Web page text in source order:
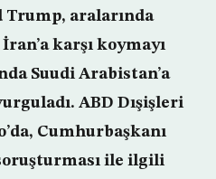
Trump, aralarında
karşı koymayı
Suudi Arabistan’a
ABD Dışişleri
Cumhurbaşkanı
soruşturması ile ilgili